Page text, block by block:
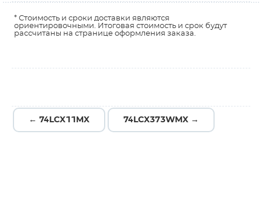
* Стоимость и сроки доставки являются
ориентировочными. Итоговая стоимость и срок будут
рассчитаны на странице оформления заказа.
← 74LCX11MX 74LCX373WMX →